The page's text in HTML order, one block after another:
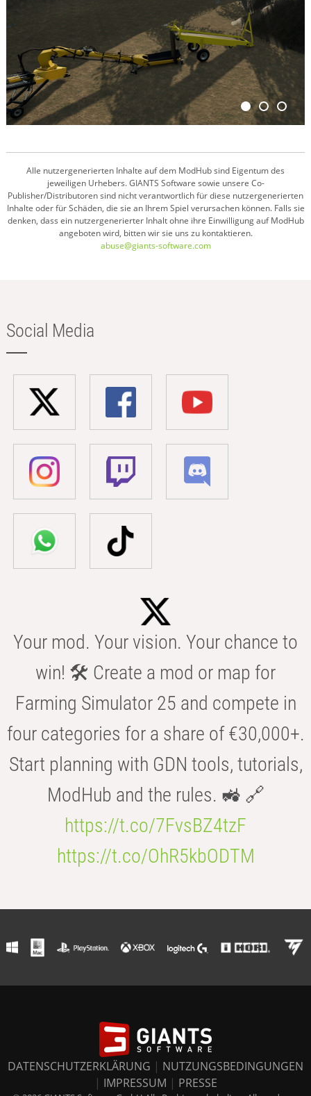
Alle nutzergenerierten Inhalte auf dem ModHub sind Eigentum des
jeweiligen Urhebers. GIANTS Software sowie unsere Co-
Publisher/Distributoren sind nicht verantwortlich für diese nutzergenerierten
Inhalte oder für Schäden, die sie an Ihrem Spiel verursachen können. Falls sie
denken, dass ein nutzergenerierter Inhalt ohne ihre Einwilligung auf ModHub
angeboten wird, bitten wir sie uns zu kontaktieren.
abuse@giants-software.com
Social Media
Your mod. Your vision. Your chance to
win! 🛠️ Create a mod or map for
Farming Simulator 25 and compete in
four categories for a share of €30,000+.
Start planning with GDN tools, tutorials,
ModHub and the rules. 🚜 🔗
https://t.co/7FvsBZ4tzF
https://t.co/OhR5kbODTM
DATENSCHUTZERKLÄRUNG | NUTZUNGSBEDINGUNGEN
| IMPRESSUM | PRESSE